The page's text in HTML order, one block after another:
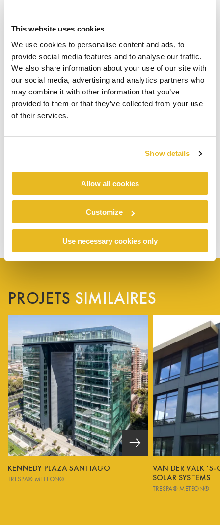
This website uses cookies
We use cookies to personalise content and ads, to
provide social media features and to analyse our traffic.
We also share information about your use of our site with
our social media, advertising and analytics partners who
may combine it with other information that you’ve
provided to them or that they’ve collected from your use
of their services.
Show details
Allow all cookies
Customize
Use necessary cookies only
PROJETS SIMILAIRES
KENNEDY PLAZA SANTIAGO
TRESPA® METEON®
VAN DER VALK 'S-
SOLAR SYSTEMS
TRESPA® METEON®